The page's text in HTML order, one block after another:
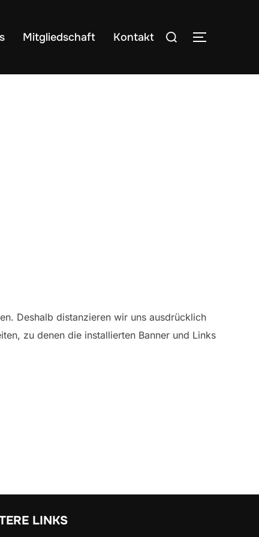
Mitgliedschaft Kontakt
Suchen
nach:
Deshalb distanzieren wir uns ausdrücklich
zu denen die installierten Banner und Links
LINKS